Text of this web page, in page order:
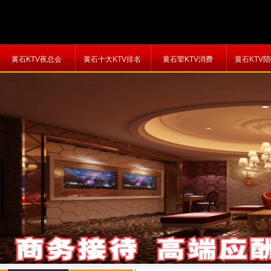
黄石KTV夜总会 黄石十大KTV排名 黄石荤KTV消费 黄石KTV